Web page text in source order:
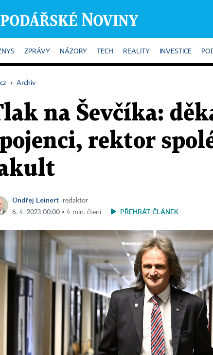
ZPRÁVY NÁZORY TECH REALITY INVESTICE
› Archiv
na Ševčíka:
rektor
Ondřej Leinert
redaktor
6. 4. 2023 00:00 ▪ 4 min. čtení
PŘEHRÁT ČLÁNEK